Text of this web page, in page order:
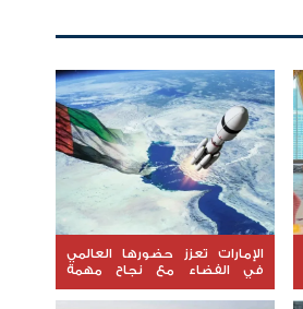
الإمارات تعزز حضورها العالمي
في الفضاء مع نجاح مهمة
"ليوناف-1"